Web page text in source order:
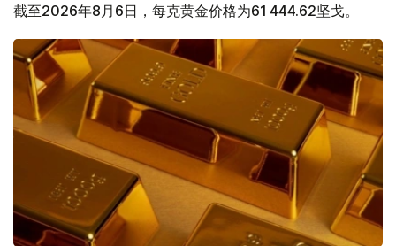
截至2026年8月6日，每克黄金价格为61 444.62坚戈。